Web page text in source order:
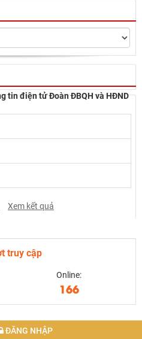
tin điện tử Đoàn ĐBQH và HĐND
Xem kết quả
truy cập
Online:
166
ĐĂNG NHẬP